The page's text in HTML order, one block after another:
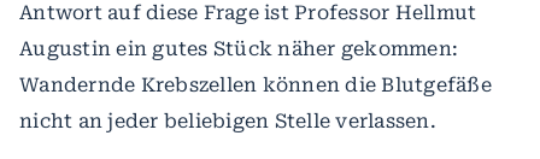
Antwort auf diese Frage ist Professor Hellmut
Augustin ein gutes Stück näher gekommen:
Wandernde Krebszellen können die Blutgefäße
nicht an jeder beliebigen Stelle verlassen.